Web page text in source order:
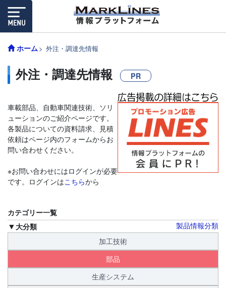
ホーム 外注・調達先情報
外注・調達先情報 PR
車載部品、自動車関連技術、ソリ
ューションのご紹介ページです。
各製品についての資料請求、見積
依頼はページ内のフォームからお
問い合わせください。
※お問い合わせにはログインが必要
です。ログインはこちらから
カテゴリー一覧
製品情報分類
大分類
加工技術
部品
生産システム